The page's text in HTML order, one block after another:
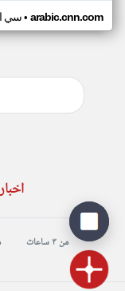
سي• arabic.cnn.com
من ٣ ساعات